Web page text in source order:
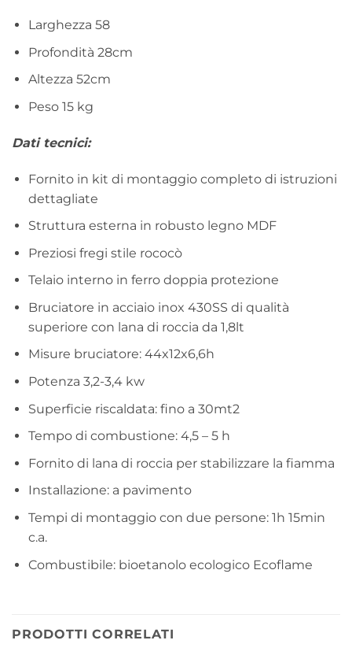
Larghezza 58
Profondità 28cm
Altezza 52cm
Peso 15 kg
Dati tecnici:
Fornito in kit di montaggio completo di istruzioni
dettagliate
Struttura esterna in robusto legno MDF
Preziosi fregi stile rococò
Telaio interno in ferro doppia protezione
Bruciatore in acciaio inox 430SS di qualità
superiore con lana di roccia da 1,8lt
Misure bruciatore: 44x12x6,6h
Potenza 3,2-3,4 kw
Superficie riscaldata: fino a 30mt2
Tempo di combustione: 4,5 – 5 h
Fornito di lana di roccia per stabilizzare la fiamma
Installazione: a pavimento
Tempi di montaggio con due persone: 1h 15min
c.a.
Combustibile: bioetanolo ecologico Ecoflame
PRODOTTI CORRELATI